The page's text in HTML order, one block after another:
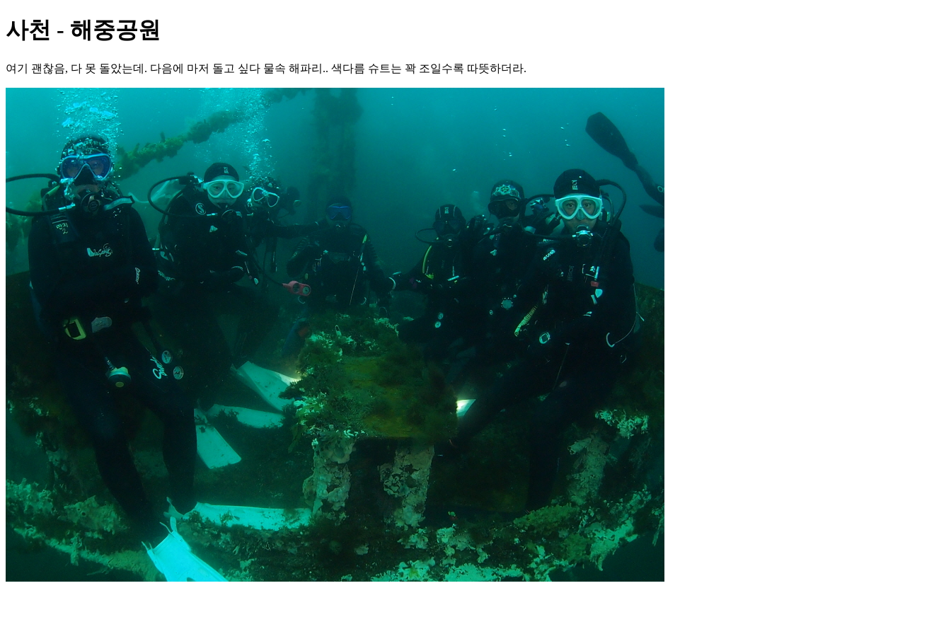
사천 - 해중공원
여기 괜찮음, 다 못 돌았는데. 다음에 마저 돌고 싶다 물속 해파리.. 색다름 슈트는 꽉 조일수록 따뜻하더라.